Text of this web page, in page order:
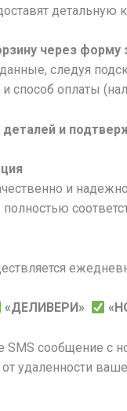
детальную
через
следуя
способ оплаты
и
и
«ДЕЛИВЕРИ»
SMS сообщение с
удаленности